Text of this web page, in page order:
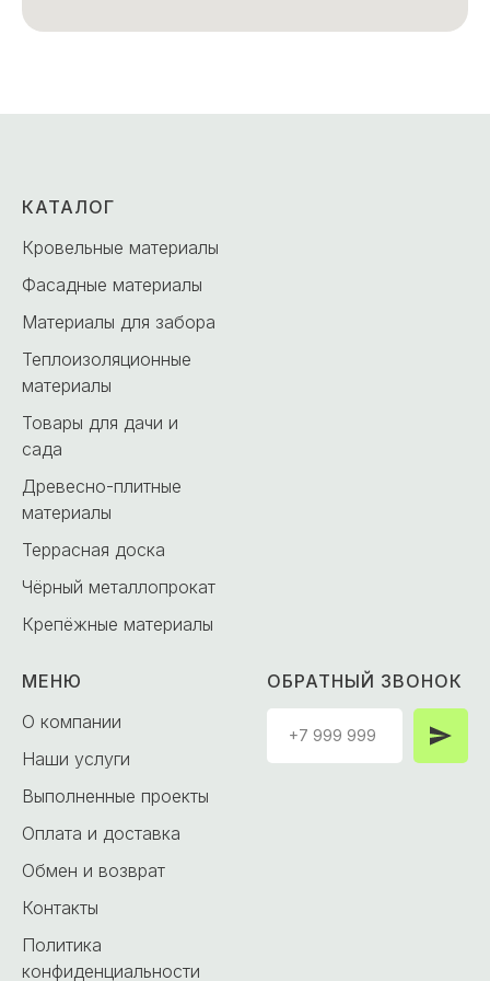
КАТАЛОГ
Кровельные материалы
Фасадные материалы
Материалы для забора
Теплоизоляционные
материалы
Товары для дачи и
сада
Древесно-плитные
материалы
Террасная доска
Чёрный металлопрокат
Крепёжные материалы
МЕНЮ
О компании
Наши услуги
Выполненные проекты
Оплата и доставка
Обмен и возврат
Контакты
Политика
конфиденциальности
ОБРАТНЫЙ ЗВОНОК